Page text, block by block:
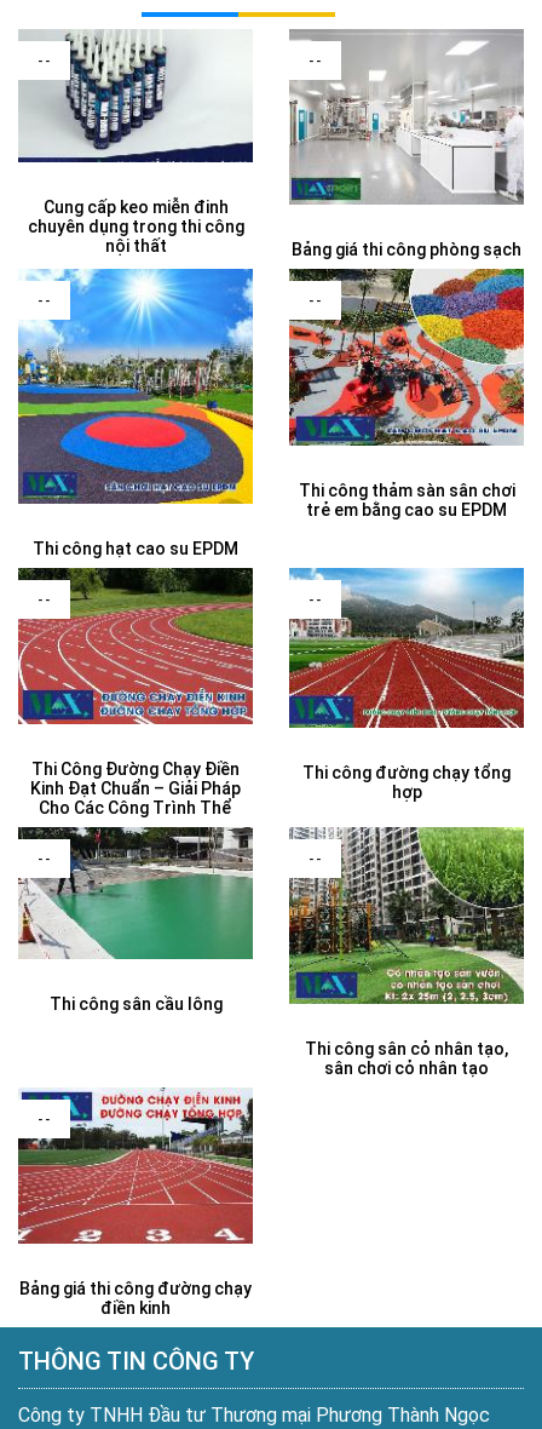
--
Cung cấp keo miễn đinh
chuyên dụng trong thi công
nội thất
--
Bảng giá thi công phòng sạch
--
Thi công hạt cao su EPDM
--
Thi công thảm sàn sân chơi
trẻ em bằng cao su EPDM
--
Thi Công Đường Chạy Điền
Kinh Đạt Chuẩn – Giải Pháp
Cho Các Công Trình Thể
--
Thi công đường chạy tổng
hợp
--
Thi công sân cầu lông
--
Thi công sân cỏ nhân tạo,
sân chơi cỏ nhân tạo
--
Bảng giá thi công đường chạy
điền kinh
THÔNG TIN CÔNG TY
Công ty TNHH Đầu tư Thương mại Phương Thành Ngọc